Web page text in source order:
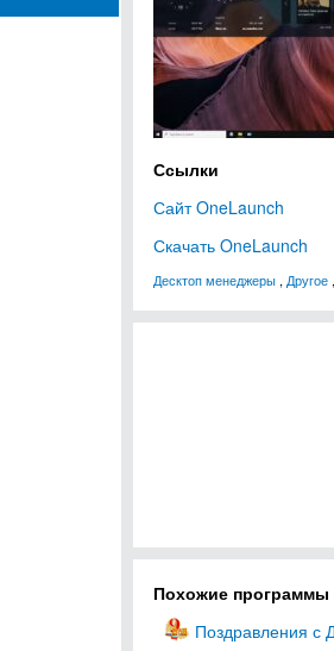
Ссылки
Сайт OneLaunch
Скачать OneLaunch
Десктоп менеджеры , Другое ,
Похожие программы
Поздравления с